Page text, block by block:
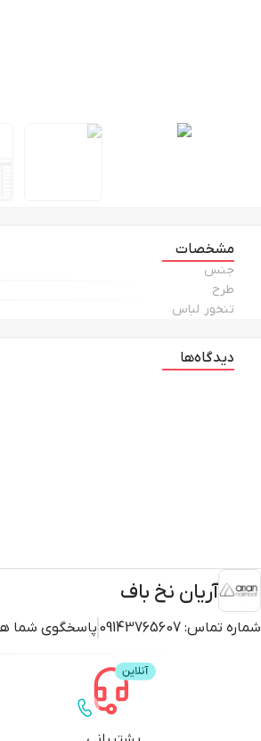
مشخصات
جنس
طرح
تنخور لباس
دیدگاه‌ها
آریان نخ باف
شماره تماس: 09143765607 پاسخگوی شما